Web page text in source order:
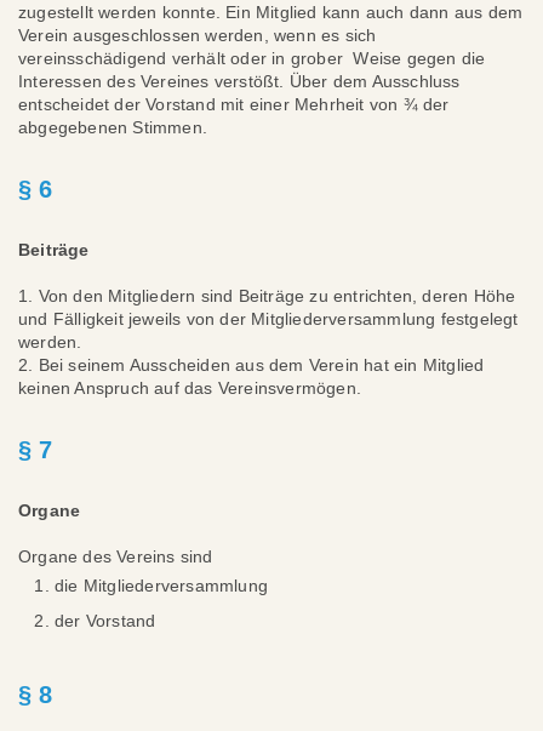
zugestellt werden konnte. Ein Mitglied kann auch dann aus dem
Verein ausgeschlossen werden, wenn es sich
vereinsschädigend verhält oder in grober Weise gegen die
Interessen des Vereines verstößt. Über dem Ausschluss
entscheidet der Vorstand mit einer Mehrheit von ¾ der
abgegebenen Stimmen.
§ 6
Beiträge
1. Von den Mitgliedern sind Beiträge zu entrichten, deren Höhe
und Fälligkeit jeweils von der Mitgliederversammlung festgelegt
werden.
2. Bei seinem Ausscheiden aus dem Verein hat ein Mitglied
keinen Anspruch auf das Vereinsvermögen.
§ 7
Organe
Organe des Vereins sind
die Mitgliederversammlung
der Vorstand
§ 8